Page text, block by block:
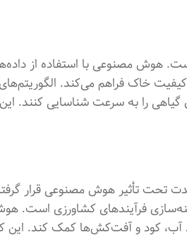
مصنوعی با استفاده از
خاک فراهم می‌کند.
را به سرعت شناسایی کنند.
تحت تأثیر هوش مصنوعی قرار
فرآیندهای کشاورزی است.
آب، کود و آفت‌کش‌ها کمک کند.